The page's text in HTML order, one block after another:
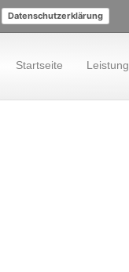
Datenschutzerklärung
Startseite